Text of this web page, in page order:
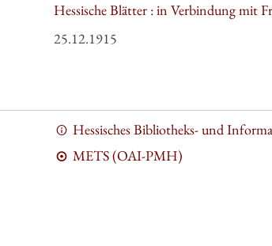
Hessische Blätter : in Verbindung mit
25.12.1915
Hessisches Bibliotheks- und
METS (OAI-PMH)